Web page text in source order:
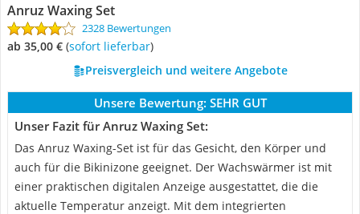
Anruz Waxing Set
2328 Bewertungen
ab 35,00 € ( Sofort lieferbar)
Preisvergleich und weitere Angebote
Unsere Bewertung: SEHR GUT
Unser Fazit für Anruz Waxing Set:
Das Anruz Waxing-Set ist für das Gesicht, den Körper und
auch für die Bikinizone geeignet. Der Wachswärmer ist mit
einer praktischen digitalen Anzeige ausgestattet, die die
aktuelle Temperatur anzeigt. Mit dem integrierten